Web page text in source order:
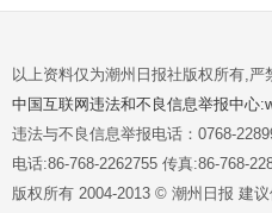
以上资料仅为潮州日报社版权所有,
中国互联网违法和不良信息举报中心
违法与不良信息举报电话：0768-
电话:86-768-2262755 传真:86-768-
版权所有 2004-2013 © 潮州日报 建